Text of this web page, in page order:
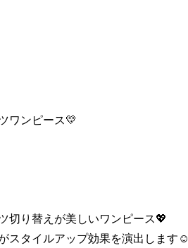
ワンピース💛
切り替えが美しいワンピース💖
スタイルアップ効果を演出します☺️